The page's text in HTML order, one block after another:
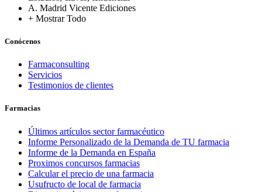
A. Madrid Vicente Ediciones
+ Mostrar Todo
Conócenos
Farmaconsulting
Servicios
Testimonios de clientes
Farmacias
Últimos artículos sector farmacéutico
Informe Personalizado de la Demanda de TU farmacia
Informe de la Demanda en España
Proximos concursos farmacias
Calcular el precio de una farmacia
Usufructo de local de farmacia